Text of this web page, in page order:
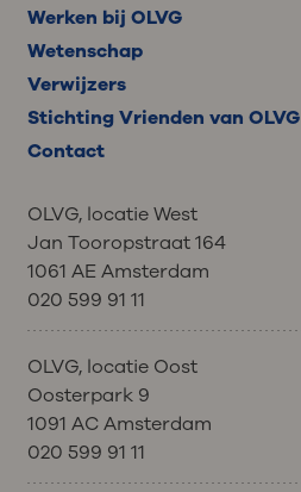
Werken bij OLVG
Wetenschap
Verwijzers
Stichting Vrienden van OLVG
Contact
OLVG, locatie West
Jan Tooropstraat 164
1061 AE Amsterdam
020 599 91 11
OLVG, locatie Oost
Oosterpark 9
1091 AC Amsterdam
020 599 91 11